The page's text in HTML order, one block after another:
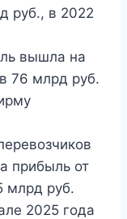
руб., в 2022
вышла на
76 млрд руб.
прибыль от
млрд руб.
2025 года